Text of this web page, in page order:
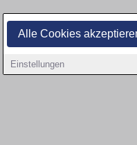
Alle Cookies
Einstellungen